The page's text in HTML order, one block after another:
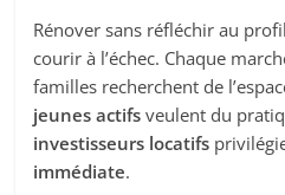
Rénover sans réfléchir au
courir à l’échec. Chaque
familles recherchent de
jeunes actifs veulent du
investisseurs locatifs
immédiate.